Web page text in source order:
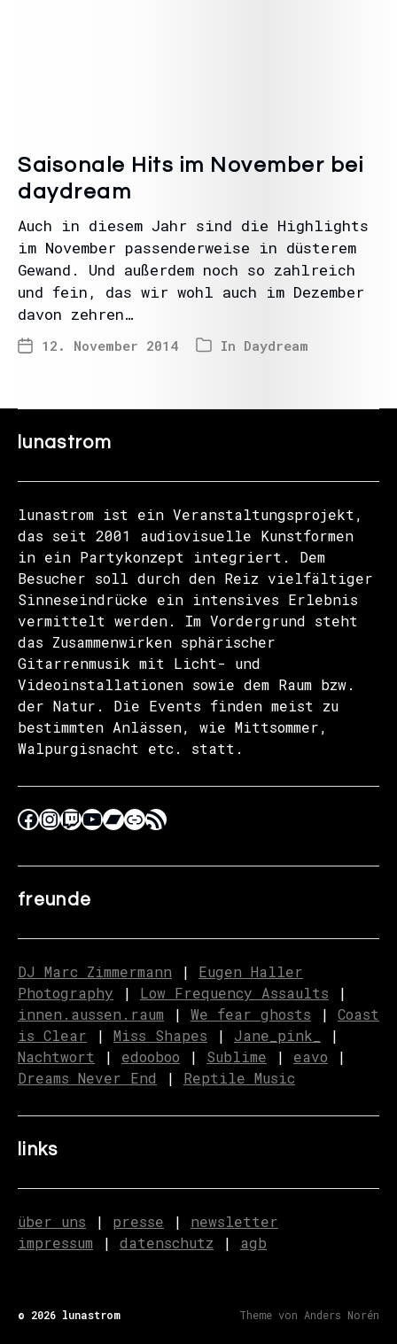
Saisonale Hits im November bei
daydream
Auch in diesem Jahr sind die Highlights
im November passenderweise in düsterem
Gewand. Und außerdem noch so zahlreich
und fein, das wir wohl auch im Dezember
davon zehren…
12. November 2014 In Daydream
lunastrom
lunastrom ist ein Veranstaltungsprojekt,
das seit 2001 audiovisuelle Kunstformen
in ein Partykonzept integriert. Dem
Besucher soll durch den Reiz vielfältiger
Sinneseindrücke ein intensives Erlebnis
vermittelt werden. Im Vordergrund steht
das Zusammenwirken sphärischer
Gitarrenmusik mit Licht- und
Videoinstallationen sowie dem Raum bzw.
der Natur. Die Events finden meist zu
bestimmten Anlässen, wie Mittsommer,
Walpurgisnacht etc. statt.
freunde
DJ Marc Zimmermann | Eugen Haller
Photography | Low Frequency Assaults |
innen.aussen.raum | We fear ghosts | Coast
is Clear | Miss Shapes | Jane_pink_
|
Nachtwort | edooboo | Sublime | eavo |
Dreams Never End | Reptile Music
links
über uns | presse | newsletter
impressum | datenschutz | agb
© 2026 lunastrom Theme von Anders Norén